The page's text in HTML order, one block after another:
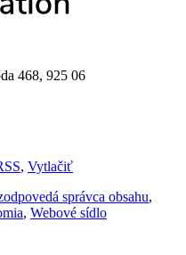
468, 925 06
, Vytlačiť
správca obsahu,
, Webové sídlo